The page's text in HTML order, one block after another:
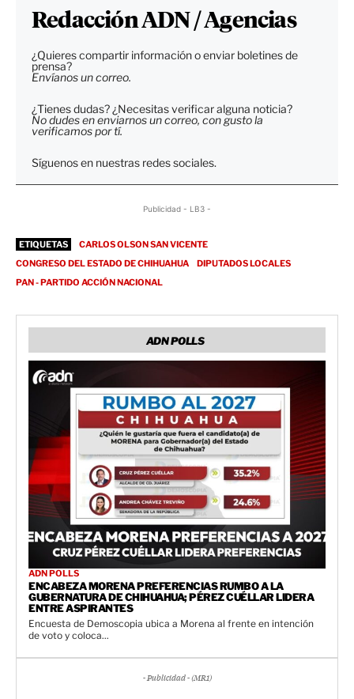
Redacción ADN / Agencias
¿Quieres compartir información o enviar boletines de
prensa?
Envíanos un correo.
¿Tienes dudas? ¿Necesitas verificar alguna noticia?
No dudes en enviarnos un correo, con gusto la
verificamos por tí.
Síguenos en nuestras redes sociales.
Publicidad - LB3 -
ETIQUETAS
CARLOS OLSON SAN VICENTE
CONGRESO DEL ESTADO DE CHIHUAHUA
DIPUTADOS LOCALES
PAN - PARTIDO ACCIÓN NACIONAL
ADN POLLS
ADN POLLS
ENCABEZA MORENA PREFERENCIAS RUMBO A LA
GUBERNATURA DE CHIHUAHUA; PÉREZ CUÉLLAR LIDERA
ENTRE ASPIRANTES
Encuesta de Demoscopia ubica a Morena al frente en intención
de voto y coloca...
- Publicidad - (MR1)